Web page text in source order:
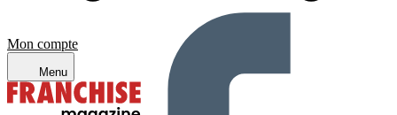
Mon compte
Menu